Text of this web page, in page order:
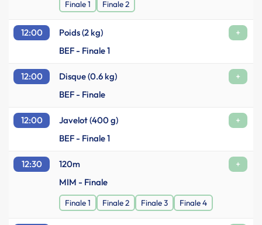
Finale 1 Finale 2
12:00 Poids (2 kg)
+
BEF - Finale 1
12:00 Disque (0.6 kg)
+
BEF - Finale
12:00 Javelot (400 g)
+
BEF - Finale 1
12:30 120m
+
MIM - Finale
Finale 1 Finale 2 Finale 3 Finale 4